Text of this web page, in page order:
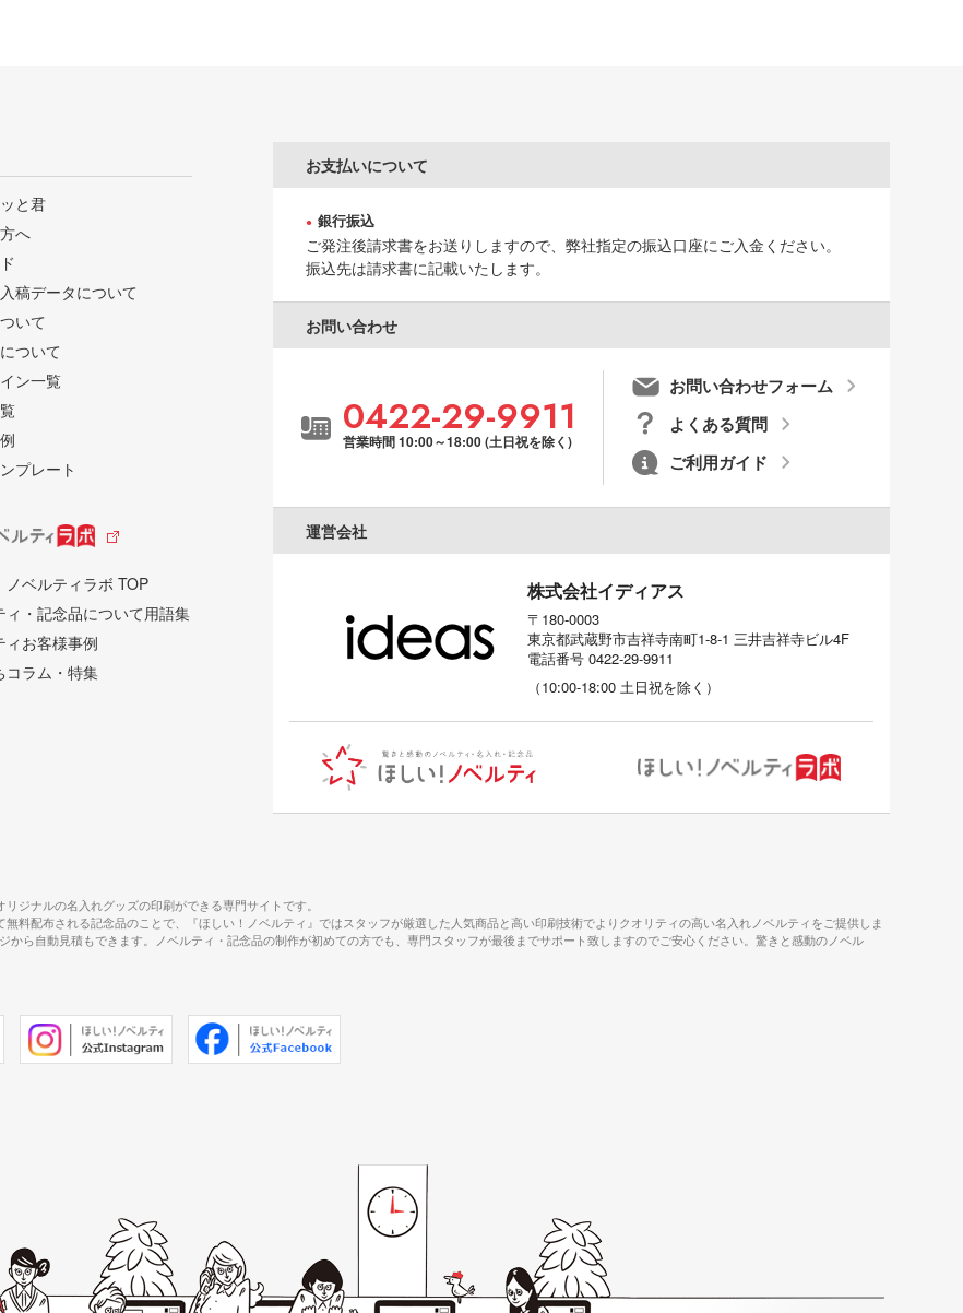
と君
へ
稿データについて
いて
ついて
ン一覧
プレート
ノベルティラボ TOP
ィ・記念品について用語集
ィお客様事例
コラム・特集
お支払いについて
銀行振込
ご発注後請求書をお送りしますので、弊社指定の振込口座にご入金ください。
振込先は請求書に記載いたします。
お問い合わせ
0422-29-9911
営業時間 10:00～18:00 (土日祝を除く)
お問い合わせフォーム
よくある質問
ご利用ガイド
運営会社
株式会社イディアス
〒180-0003
東京都武蔵野市吉祥寺南町1-8-1 三井吉祥寺ビル4F
電話番号 0422-29-9911
（10:00-18:00 土日祝を除く）
ジナルの名入れグッズの印刷ができる専門サイトです。
料配布される記念品のことで、『ほしい！ノベルティ』ではスタッフが厳選した人気商品と高い印刷技術でよりクオリティの高い名入れノベルティをご提供しま
ら自動見積もできます。ノベルティ・記念品の制作が初めての方でも、専門スタッフが最後までサポート致しますのでご安心ください。驚きと感動のノベル